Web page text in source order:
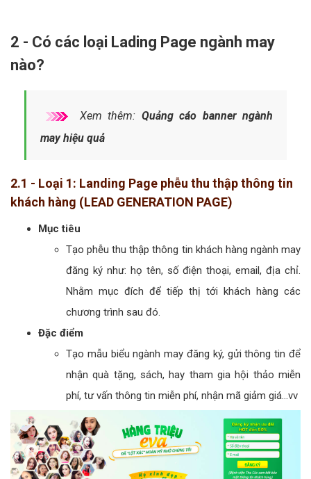
2 - Có các loại Lading Page ngành may
nào?
Xem thêm: Quảng cáo banner ngành
may hiệu quả
2.1 - Loại 1: Landing Page phễu thu thập thông tin
khách hàng (LEAD GENERATION PAGE)
Mục tiêu
Tạo phễu thu thập thông tin khách hàng ngành may
đăng ký như: họ tên, số điện thoại, email, địa chỉ.
Nhằm mục đích để tiếp thị tới khách hàng các
chương trình sau đó.
Đặc điểm
Tạo mẫu biểu ngành may đăng ký, gửi thông tin để
nhận quà tặng, sách, hay tham gia hội thảo miễn
phí, tư vấn thông tin miễn phí, nhận mã giảm giá...vv